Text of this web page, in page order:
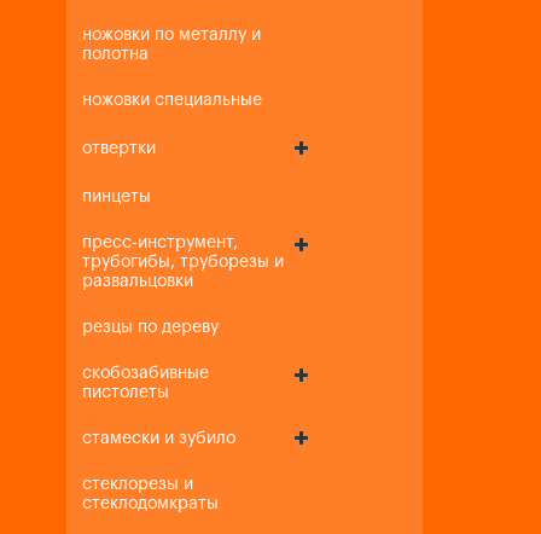
ножовки по металлу и
полотна
ножовки специальные
отвертки
пинцеты
пресс-инструмент,
трубогибы, труборезы и
развальцовки
резцы по дереву
скобозабивные
пистолеты
стамески и зубило
стеклорезы и
стеклодомкраты